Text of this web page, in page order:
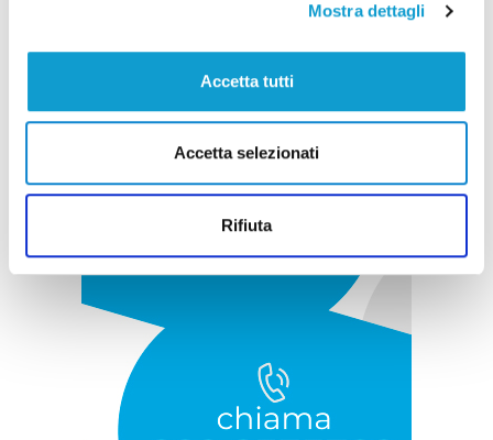
Mostra dettagli
Accetta tutti
Accetta selezionati
Rifiuta